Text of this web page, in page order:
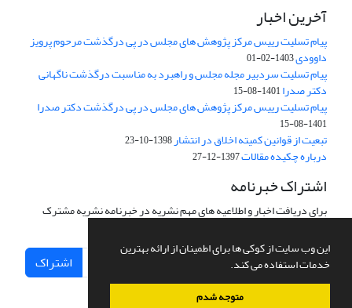
این وب سایت از کوکی ها برای اطمینان از ارائه بهترین
خدمات استفاده می کند.
متوجه شدم
آخرین اخبار
پیام تسلیت رییس مرکز پژوهش های مجلس در پی درگذشت مرحوم پرویز
داوودی1403-02-01
پیام تسلیت سردبیر مجله مجلس و راهبرد به مناسبت درگذشت ناگهانی
دکتر صدرا1401-08-15
پیام تسلیت رییس مرکز پژوهش های مجلس در پی درگذشت دکتر صدرا
1401-08-15
تبعیت از قوانین کمیته اخلاق در انتشار1398-10-23
درباره چکیده مقالات1397-12-27
اشتراک خبرنامه
برای دریافت اخبار و اطلاعیه های مهم نشریه در خبرنامه نشریه مشترک
اشتراک